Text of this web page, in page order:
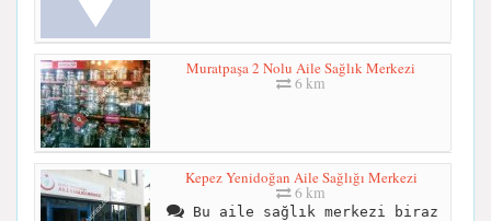
Muratpaşa 2 Nolu Aile Sağlık Merkezi
6 km
Kepez Yenidoğan Aile Sağlığı Merkezi
6 km
Bu aile sağlık merkezi biraz